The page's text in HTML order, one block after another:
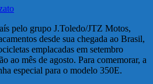
pelo grupo J.Toledo/JTZ Motos,
desde sua chegada ao Brasil,
emplacadas em setembro
ao mês de agosto. Para comemorar, a
especial para o modelo 350E.